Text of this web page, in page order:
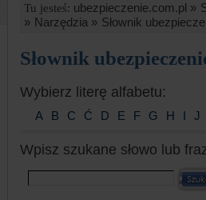
Tu jesteś: ubezpieczenie.com.pl »
» Narzędzia » Słownik
Słownik
Wybierz literę alfabetu:
A B C Ć D E F G H I J
Wpisz szukane słowo lub